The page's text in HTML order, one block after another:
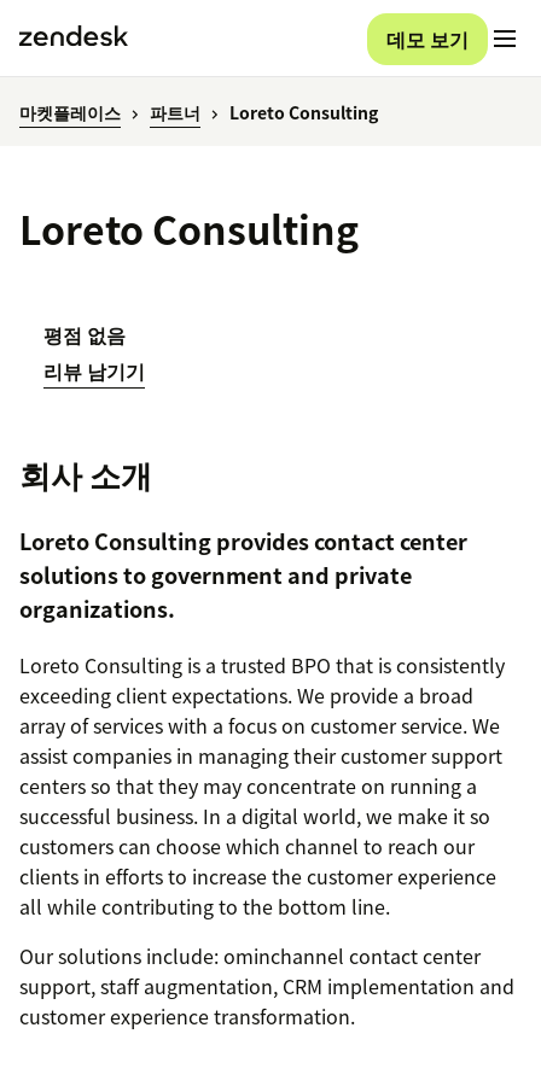
데모 보기
마켓플레이스 파트너 Loreto Consulting
Loreto Consulting
평점 없음
리뷰 남기기
회사 소개
Loreto Consulting provides contact center
solutions to government and private
organizations.
Loreto Consulting is a trusted BPO that is consistently
exceeding client expectations. We provide a broad
array of services with a focus on customer service. We
assist companies in managing their customer support
centers so that they may concentrate on running a
successful business. In a digital world, we make it so
customers can choose which channel to reach our
clients in efforts to increase the customer experience
all while contributing to the bottom line.
Our solutions include: ominchannel contact center
support, staff augmentation, CRM implementation and
customer experience transformation.